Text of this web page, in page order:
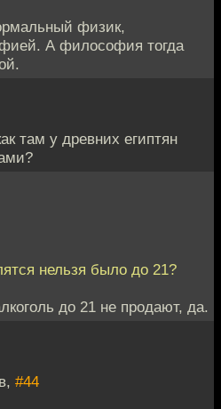
физик,
А философия тогда
там у древних египтян
нельзя было до 21?
до 21 не продают, да.
#44